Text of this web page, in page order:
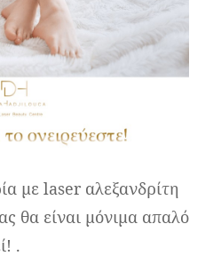
με laser αλεξανδρίτη
θα είναι μόνιμα απαλό
.